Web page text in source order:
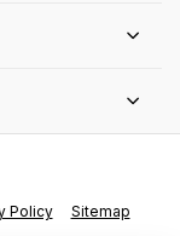
Policy Sitemap